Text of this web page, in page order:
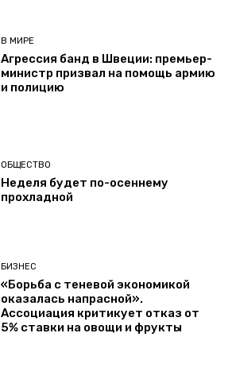
В МИРЕ
Агрессия банд в Швеции: премьер-
министр призвал на помощь армию
и полицию
ОБЩЕСТВО
Неделя будет по-осеннему
прохладной
БИЗНЕС
«Борьба с теневой экономикой
оказалась напрасной».
Ассоциация критикует отказ от
5% ставки на овощи и фрукты